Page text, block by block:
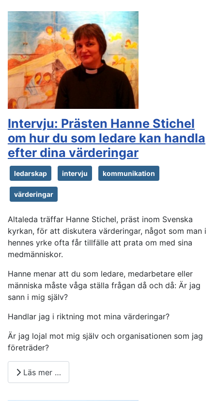
Intervju: Prästen Hanne Stichel
om hur du som ledare kan handla
efter dina värderingar
ledarskap intervju kommunikation
värderingar
Altaleda träffar Hanne Stichel, präst inom Svenska
kyrkan, för att diskutera värderingar, något som man i
hennes yrke ofta får tillfälle att prata om med sina
medmänniskor.
Hanne menar att du som ledare, medarbetare eller
människa måste våga ställa frågan då och då: Är jag
sann i mig själv?
Handlar jag i riktning mot mina värderingar?
Är jag lojal mot mig själv och organisationen som jag
företräder?
Läs mer …